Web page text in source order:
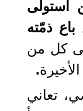
ذمّته
كل من
.
تعاني